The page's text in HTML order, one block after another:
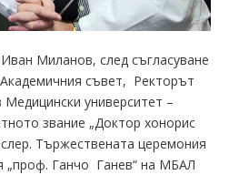
Миланов, след съгласуване
съвет, Ректорът
университет –
звание „Доктор хонорис
Тържествената церемония
„проф. Ганчо Ганев“ на MБАЛ